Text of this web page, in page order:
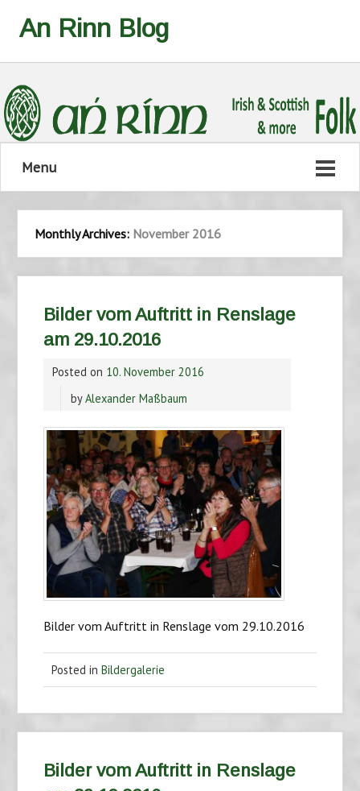
An Rinn Blog
Menu
Monthly Archives: November 2016
Bilder vom Auftritt in Renslage
am 29.10.2016
Posted on 10. November 2016
byAlexander Maßbaum
Bilder vom Auftritt in Renslage vom 29.10.2016
Posted in Bildergalerie
Bilder vom Auftritt in Renslage